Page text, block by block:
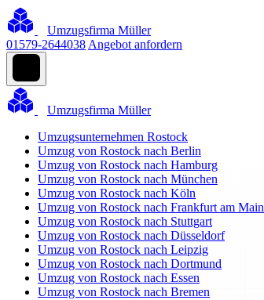
Umzugsfirma Müller
01579-2644038 Angebot anfordern
Umzugsfirma Müller
Umzugsunternehmen Rostock
Umzug von Rostock nach Berlin
Umzug von Rostock nach Hamburg
Umzug von Rostock nach München
Umzug von Rostock nach Köln
Umzug von Rostock nach Frankfurt am Main
Umzug von Rostock nach Stuttgart
Umzug von Rostock nach Düsseldorf
Umzug von Rostock nach Leipzig
Umzug von Rostock nach Dortmund
Umzug von Rostock nach Essen
Umzug von Rostock nach Bremen